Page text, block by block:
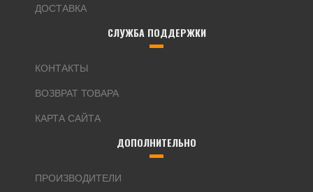
ДОСТАВКА
СЛУЖБА ПОДДЕРЖКИ
КОНТАКТЫ
ВОЗВРАТ ТОВАРА
КАРТА САЙТА
ДОПОЛНИТЕЛЬНО
ПРОИЗВОДИТЕЛИ